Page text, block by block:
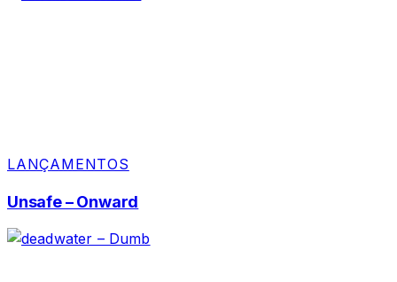
LANÇAMENTOS
Unsafe – Onward